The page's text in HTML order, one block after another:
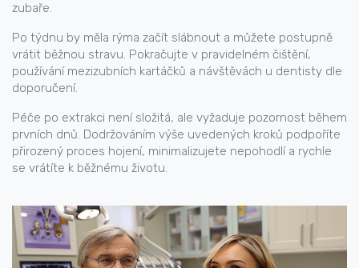
zubaře.
Po týdnu by měla rýma začít slábnout a můžete postupně
vrátit běžnou stravu. Pokračujte v pravidelném čištění,
používání mezizubních kartáčků a návštěvách u dentisty dle
doporučení.
Péče po extrakci není složitá, ale vyžaduje pozornost během
prvních dnů. Dodržováním výše uvedených kroků podpoříte
přirozený proces hojení, minimalizujete nepohodlí a rychle
se vrátíte k běžnému životu.